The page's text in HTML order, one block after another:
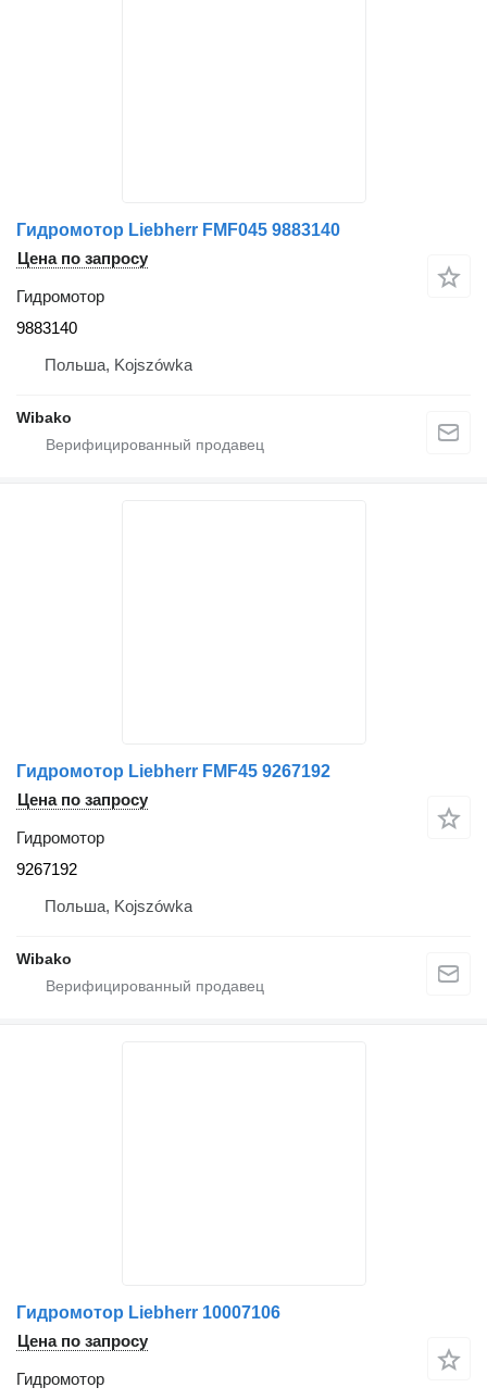
Гидромотор Liebherr FMF045 9883140
Цена по запросу
Гидромотор
9883140
Польша, Kojszówka
Wibako
Гидромотор Liebherr FMF45 9267192
Цена по запросу
Гидромотор
9267192
Польша, Kojszówka
Wibako
Гидромотор Liebherr 10007106
Цена по запросу
Гидромотор